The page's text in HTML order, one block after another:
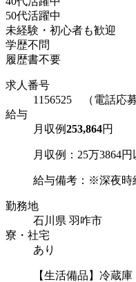
50代活躍中
未経験・初心者も歓迎
学歴不問
履歴書不要
求人番号
1156525 （電話応
給与
月収例253,864円
月収例：25万3864
給与備考：※深夜時
勤務地
石川県 羽咋市
寮・社宅
あり
【生活備品】冷蔵